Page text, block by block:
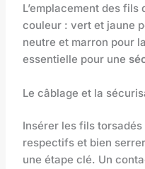
L’emplacement des
couleur : vert et jaune
neutre et marron pour
essentielle pour une
Le câblage et la
Insérer les fils
respectifs et bien
une étape clé. Un